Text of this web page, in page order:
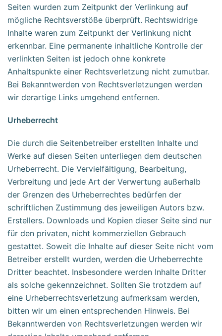
Seiten wurden zum Zeitpunkt der Verlinkung auf
mögliche Rechtsverstöße überprüft. Rechtswidrige
Inhalte waren zum Zeitpunkt der Verlinkung nicht
erkennbar. Eine permanente inhaltliche Kontrolle der
verlinkten Seiten ist jedoch ohne konkrete
Anhaltspunkte einer Rechtsverletzung nicht zumutbar.
Bei Bekanntwerden von Rechtsverletzungen werden
wir derartige Links umgehend entfernen.
Urheberrecht
Die durch die Seitenbetreiber erstellten Inhalte und
Werke auf diesen Seiten unterliegen dem deutschen
Urheberrecht. Die Vervielfältigung, Bearbeitung,
Verbreitung und jede Art der Verwertung außerhalb
der Grenzen des Urheberrechtes bedürfen der
schriftlichen Zustimmung des jeweiligen Autors bzw.
Erstellers. Downloads und Kopien dieser Seite sind nur
für den privaten, nicht kommerziellen Gebrauch
gestattet. Soweit die Inhalte auf dieser Seite nicht vom
Betreiber erstellt wurden, werden die Urheberrechte
Dritter beachtet. Insbesondere werden Inhalte Dritter
als solche gekennzeichnet. Sollten Sie trotzdem auf
eine Urheberrechtsverletzung aufmerksam werden,
bitten wir um einen entsprechenden Hinweis. Bei
Bekanntwerden von Rechtsverletzungen werden wir